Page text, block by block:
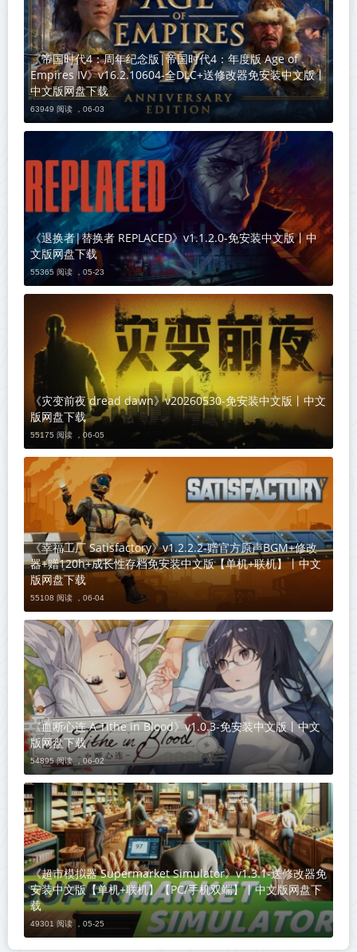
《帝国时代4：周年纪念版|帝国时代4：年度版 Age of
Empires IV》v16.2.10604-全DLC+送修改器免安装中文版丨
中文版网盘下载
63949 阅读 ， 06-03
《退换者|替换者 REPLACED》v1.1.2.0-免安装中文版丨中
文版网盘下载
55365 阅读 ， 05-23
《灾变前夜 dread dawn》v20260530-免安装中文版丨中文
版网盘下载
55175 阅读 ， 06-05
《幸福工厂 Satisfactory》v1.2.2.2-赠官方原声BGM+修改
器+赠120h+成长性存档免安装中文版【单机+联机】丨中文
版网盘下载
55108 阅读 ， 06-04
《血断心连 A Tithe in Blood》v1.0.3-免安装中文版丨中文
版网盘下载
54895 阅读 ， 06-02
《超市模拟器 Supermarket Simulator》v1.3.1-送修改器免
安装中文版【单机+联机】【PC/手机双端】丨中文版网盘下
载
49301 阅读 ， 05-25